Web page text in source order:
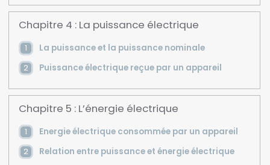
Chapitre 4 : La puissance électrique
La puissance et la puissance nominale
Puissance électrique reçue par un appareil
Chapitre 5 : L’énergie électrique
Energie électrique consommée par un appareil
Relation entre puissance et énergie électrique